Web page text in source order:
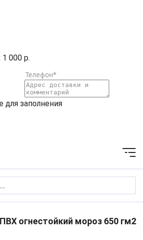
000 р.
для заполнения
огнестойкий мороз 650 гм2